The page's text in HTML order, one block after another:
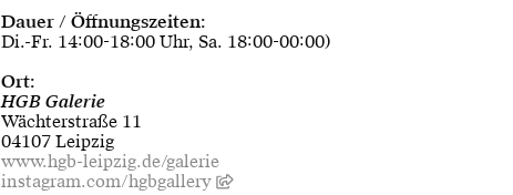
Dauer / Öffnungszeiten:
Di.-Fr. 14:00-18:00 Uhr, Sa. 18:00-00:00)
Ort:
HGB Galerie
Wächterstraße 11
04107 Leipzig
www.hgb-leipzig.de/galerie
instagram.com/hgbgallery